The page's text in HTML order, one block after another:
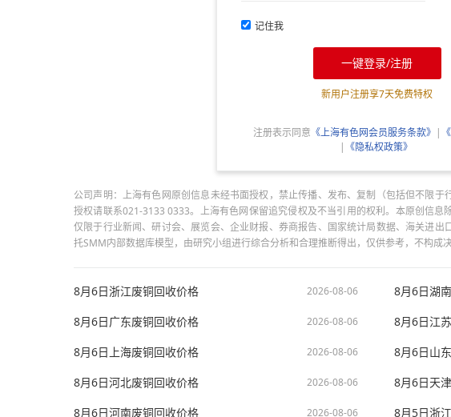
记住我
一键登录/注册
新用户注册享7天免费特权
注册表示同意 《上海有色网会员服务条款》 |
| 《隐私权政策》
公司声明：上海有色网原创信息未经书面授权，禁止传播、发布、复制（包括但不限于
授权请联系021-3133 0333。上海有色网保留追究侵权及不当引用的权利。本原创信
仅限于行业新闻、研讨会、展览会、企业财报、券商报告、国家统计局数据、海关进
托SMM内部数据库模型，由研究小组进行综合分析和合理推断得出，仅供参考，不构成
8月6日浙江废铜回收价格 2026-08-06 8月6日湖
8月6日广东废铜回收价格 2026-08-06 8月6日江
8月6日上海废铜回收价格 2026-08-06 8月6日山
8月6日河北废铜回收价格 2026-08-06 8月6日天
8月6日河南废铜回收价格 2026-08-06 8月5日浙